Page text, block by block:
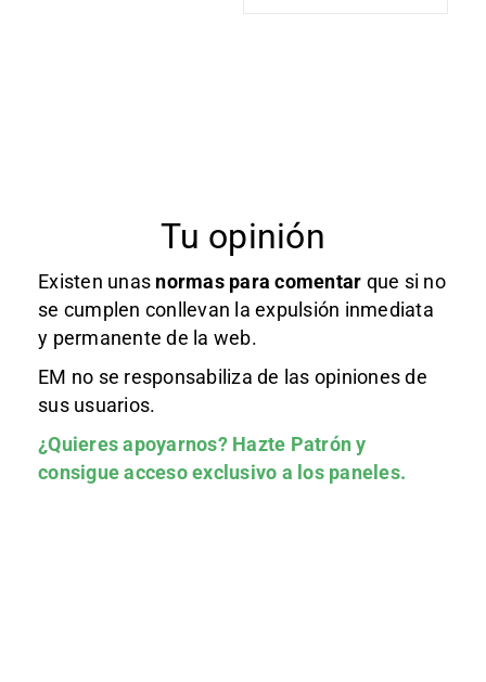
Tu opinión
Existen unas normas para comentar que si no
se cumplen conllevan la expulsión inmediata
y permanente de la web.
EM no se responsabiliza de las opiniones de
sus usuarios.
¿Quieres apoyarnos? Hazte Patróny
consigue acceso exclusivo a los paneles.